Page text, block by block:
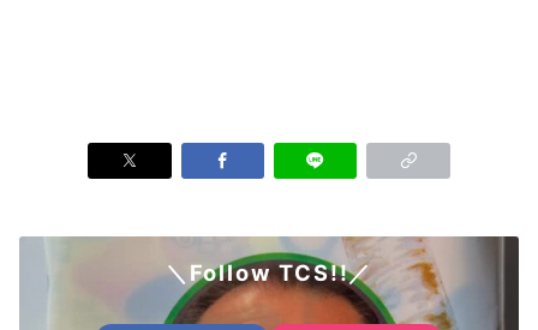
＼Follow TCS!!／